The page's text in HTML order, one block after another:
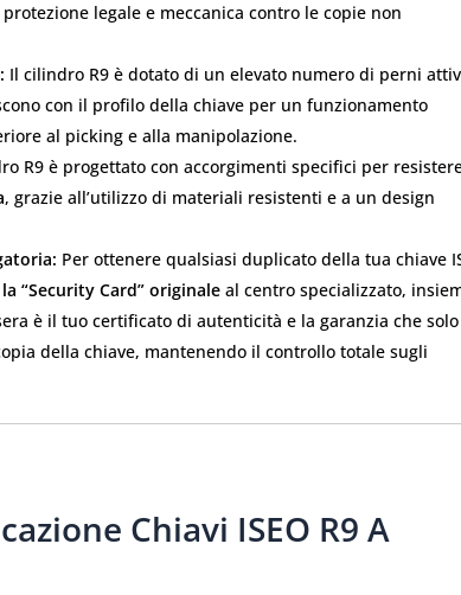
legale e meccanica contro le copie non
Il cilindro R9 è dotato di un elevato numero di perni
con il profilo della chiave per un funzionamento
al picking e alla manipolazione.
R9 è progettato con accorgimenti specifici per
, grazie all’utilizzo di materiali resistenti e a un design
Per ottenere qualsiasi duplicato della tua chiave
“Security Card” originale al centro specializzato,
è il tuo certificato di autenticità e la garanzia che
della chiave, mantenendo il controllo totale sugli
Chiavi ISEO R9 A